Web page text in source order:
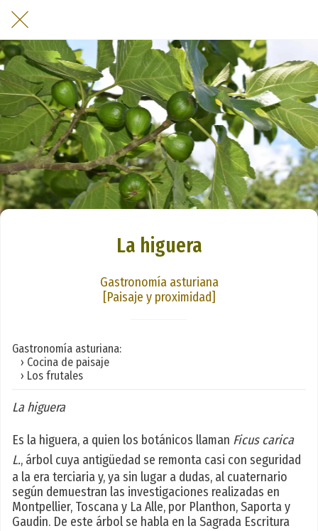
La higuera
Gastronomía asturiana
[Paisaje y proximidad]
Gastronomía asturiana:
› Cocina de paisaje
› Los frutales
La higuera
Es la higuera, a quien los botánicos llaman Ficus carica
L., árbol cuya antigüedad se remonta casi con seguridad
a la era terciaria y, ya sin lugar a dudas, al cuaternario
según demuestran las investigaciones realizadas en
Montpellier, Toscana y La Alle, por Planthon, Saporta y
Gaudin. De este árbol se habla en la Sagrada Escritura